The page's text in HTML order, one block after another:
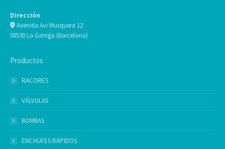
Dirección
Avenida Avi Musquera 12
08530 La Garriga (Barcelona)
Productos
RACORES
VÁLVULAS
BOMBAS
ENCHUFES RÁPIDOS